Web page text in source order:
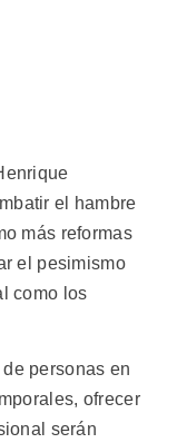
el hambre
más reformas
el pesimismo
como los
personas en
ofrecer
serán